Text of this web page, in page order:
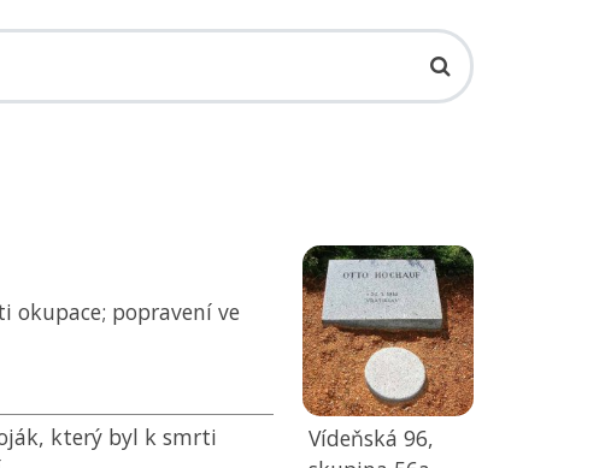
okupace; popravení ve
který byl k smrti
Vídeňská 96,